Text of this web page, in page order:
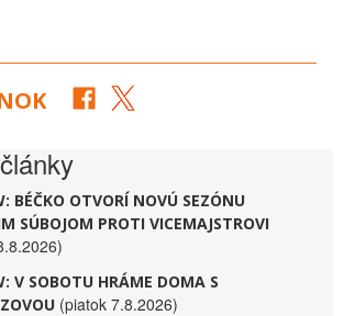
BÉČKO OTVORÍ NOVÚ SEZÓNU
SÚBOJOM PROTI VICEMAJSTROVI
V SOBOTU HRÁME DOMA S
(piatok 7.8.2026)